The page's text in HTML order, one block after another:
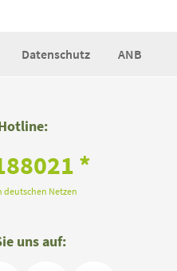
Datenschutz ANB
*
deutschen Netzen
uns auf: